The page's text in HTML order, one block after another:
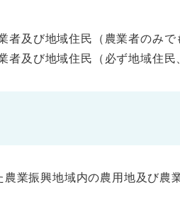
者及び地域住民（農業者のみで
者及び地域住民（必ず地域住民
業振興地域内の農用地及び農